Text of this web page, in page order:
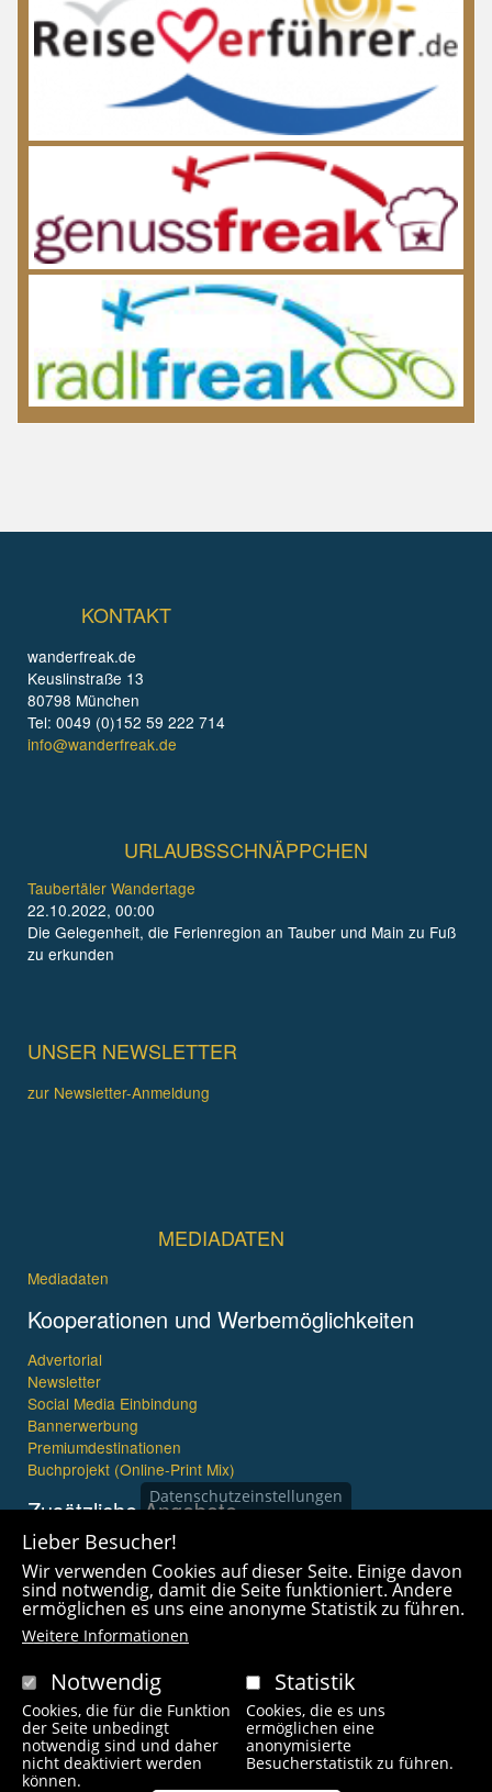
KONTAKT
wanderfreak.de
Keuslinstraße 13
80798 München
Tel: 0049 (0)152 59 222 714
info@wanderfreak.de
URLAUBSSCHNÄPPCHEN
Taubertäler Wandertage
22.10.2022, 00:00
Die Gelegenheit, die Ferienregion an Tauber und Main zu Fuß
zu erkunden
UNSER NEWSLETTER
zur Newsletter-Anmeldung
MEDIADATEN
Mediadaten
Kooperationen und Werbemöglichkeiten
Advertorial
Newsletter
Social Media Einbindung
Bannerwerbung
Premiumdestinationen
Buchprojekt (Online-Print Mix)
Zusätzliche Angebote
Imagefilme und mehr
360° x 360° Fotografie
Copyright © 2021 wanderfreak.de. Alle Rechte vorbehalten.
Datenschutzeinstellungen
Lieber Besucher!
Wir verwenden Cookies auf dieser Seite. Einige davon
sind notwendig, damit die Seite funktioniert. Andere
ermöglichen es uns eine anonyme Statistik zu führen.
Weitere Informationen
Notwendig
Cookies, die für die Funktion
der Seite unbedingt
notwendig sind und daher
nicht deaktiviert werden
können.
Statistik
Cookies, die es uns
ermöglichen eine
anonymisierte
Besucherstatistik zu führen.